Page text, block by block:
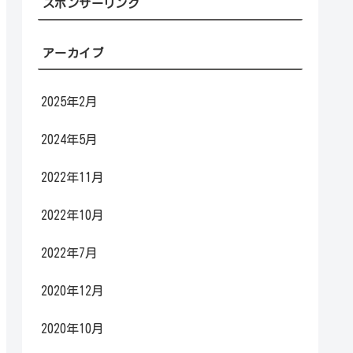
スポンサーリンク
アーカイブ
2025年2月
2024年5月
2022年11月
2022年10月
2022年7月
2020年12月
2020年10月